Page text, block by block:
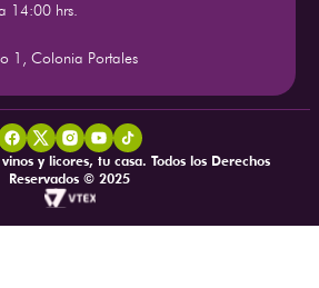
14:00 hrs.
1, Colonia Portales
y licores, tu casa. Todos los Derechos
Reservados © 2025